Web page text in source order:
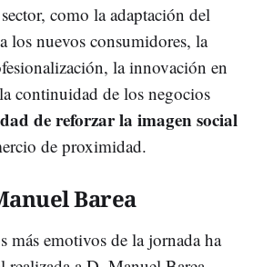
como la adaptación del
los nuevos consumidores, la
la innovación en
continuidad de los negocios
de reforzar la imagen social
de proximidad.
Barea
más emotivos de la jornada ha